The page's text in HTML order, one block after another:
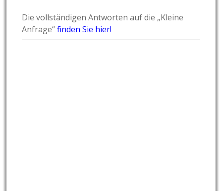
Die vollständigen Antworten auf die „Kleine
Anfrage“finden Sie hier!